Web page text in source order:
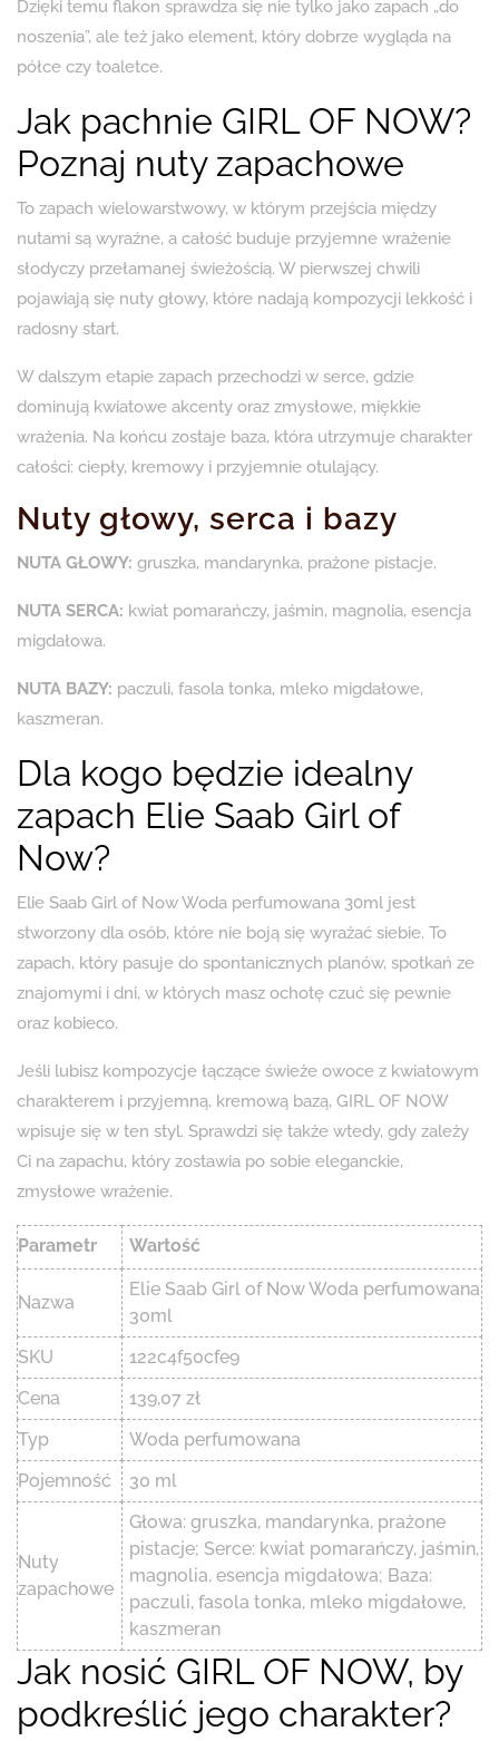
Dzięki temu flakon sprawdza się nie tylko jako zapach „do
noszenia”, ale też jako element, który dobrze wygląda na
półce czy toaletce.
Jak pachnie GIRL OF NOW?
Poznaj nuty zapachowe
To zapach wielowarstwowy, w którym przejścia między
nutami są wyraźne, a całość buduje przyjemne wrażenie
słodyczy przełamanej świeżością. W pierwszej chwili
pojawiają się nuty głowy, które nadają kompozycji lekkość i
radosny start.
W dalszym etapie zapach przechodzi w serce, gdzie
dominują kwiatowe akcenty oraz zmysłowe, miękkie
wrażenia. Na końcu zostaje baza, która utrzymuje charakter
całości: ciepły, kremowy i przyjemnie otulający.
Nuty głowy, serca i bazy
NUTA GŁOWY: gruszka, mandarynka, prażone pistacje.
NUTA SERCA: kwiat pomarańczy, jaśmin, magnolia, esencja
migdałowa.
NUTA BAZY: paczuli, fasola tonka, mleko migdałowe,
kaszmeran.
Dla kogo będzie idealny
zapach Elie Saab Girl of
Now?
Elie Saab Girl of Now Woda perfumowana 30ml jest
stworzony dla osób, które nie boją się wyrażać siebie. To
zapach, który pasuje do spontanicznych planów, spotkań ze
znajomymi i dni, w których masz ochotę czuć się pewnie
oraz kobieco.
Jeśli lubisz kompozycje łączące świeże owoce z kwiatowym
charakterem i przyjemną, kremową bazą, GIRL OF NOW
wpisuje się w ten styl. Sprawdzi się także wtedy, gdy zależy
Ci na zapachu, który zostawia po sobie eleganckie,
zmysłowe wrażenie.
Parametr Wartość
Nazwa
Elie Saab Girl of Now Woda perfumowana
30ml
SKU
122c4f50cfe9
Cena
139,07 zł
Typ
Woda perfumowana
Pojemność
30 ml
Nuty
zapachowe
Głowa: gruszka, mandarynka, prażone
pistacje; Serce: kwiat pomarańczy, jaśmin,
magnolia, esencja migdałowa; Baza:
paczuli, fasola tonka, mleko migdałowe,
kaszmeran
Jak nosić GIRL OF NOW, by
podkreślić jego charakter?